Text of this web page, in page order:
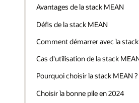
Avantages de la stack MEAN
Défis de la stack MEAN
Comment démarrer avec la
Cas d'utilisation de la stack
Pourquoi choisir la stack MEAN ?
Choisir la bonne pile en 2024